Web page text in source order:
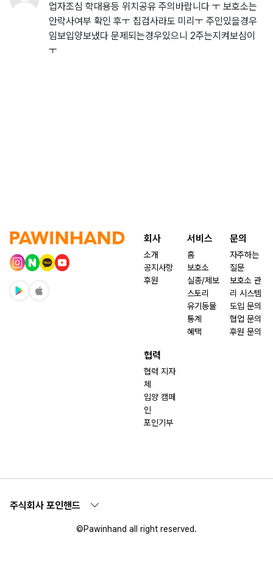
업자조심 학대용등 위치공유 주의바랍니다 ㅜ 보호소는
안락사여부 확인 후ㅜ 칩검사라도 미리ㅜ 주인있을경우
임보입양보냈다 문제되는경우있으니 2주는지켜보심이
ㅜ
회사
소개
공지사항
후원
서비스
홈
보호소
실종/제보
스토리
유기동물
통계
혜택
문의
자주하는
질문
보호소 관
리 시스템
도입 문의
협업 문의
후원 문의
협력
협력 지자
체
입양 캠페
인
포인기부
주식회사 포인핸드
©Pawinhand all right reserved.